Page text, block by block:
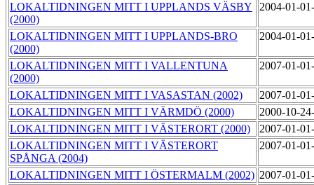
LOKALTIDNINGEN MITT I UPPLANDS VÄSBY
(2000)
2004-01-
LOKALTIDNINGEN MITT I UPPLANDS-BRO
(2000)
2004-01-
LOKALTIDNINGEN MITT I VALLENTUNA
(2000)
2007-01-
LOKALTIDNINGEN MITT I VASASTAN (2002)
2007-01-
LOKALTIDNINGEN MITT I VÄRMDÖ (2000)
2000-10-
LOKALTIDNINGEN MITT I VÄSTERORT (2000)
2007-01-
LOKALTIDNINGEN MITT I VÄSTERORT
SPÅNGA (2004)
2007-01-
LOKALTIDNINGEN MITT I ÖSTERMALM (2002) 2007-01-